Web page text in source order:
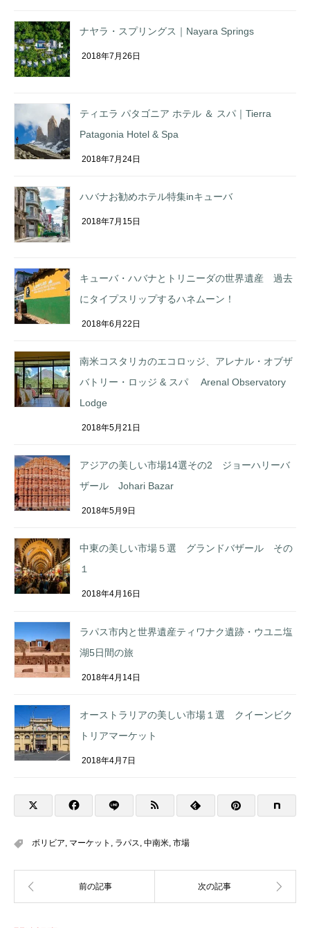
ナヤラ・スプリングス｜Nayara Springs
2018年7月26日
ティエラ パタゴニア ホテル ＆ スパ｜Tierra
Patagonia Hotel & Spa
2018年7月24日
ハバナお勧めホテル特集inキューバ
2018年7月15日
キューバ・ハバナとトリニーダの世界遺産 過去
にタイプスリップするハネムーン！
2018年6月22日
南米コスタリカのエコロッジ、アレナル・オブザ
バトリー・ロッジ & スパ Arenal Observatory
Lodge
2018年5月21日
アジアの美しい市場14選その2 ジョーハリーバ
ザール Johari Bazar
2018年5月9日
中東の美しい市場５選 グランドバザール その
１
2018年4月16日
ラパス市内と世界遺産ティワナク遺跡・ウユニ塩
湖5日間の旅
2018年4月14日
オーストラリアの美しい市場１選 クイーンビク
トリアマーケット
2018年4月7日
ボリビア, マーケット , ラパス, 中南米, 市場